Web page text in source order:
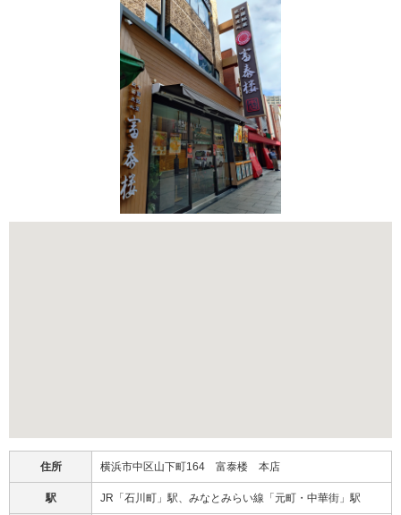
住所 横浜市中区山下町164 富泰楼 本店
駅 JR「石川町」駅、みなとみらい線「元町・中華街」駅